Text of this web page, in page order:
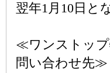
翌年1月10日と
≪ワンストップ
問い合わせ先≫